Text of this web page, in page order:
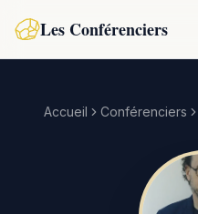
Les Conférenciers
Accueil Conférenciers